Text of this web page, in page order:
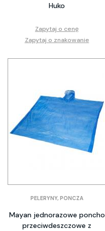
Huko
Zapytaj o cenę
Zapytaj o znakowanie
PELERYNY, PONCZA
Mayan jednorazowe poncho
przeciwdeszczowe z